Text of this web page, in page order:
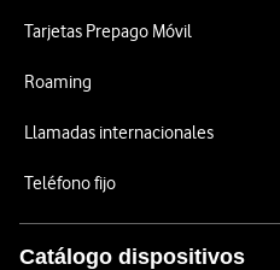
Tarjetas Prepago Móvil
Roaming
Llamadas internacionales
Teléfono fijo
Catálogo dispositivos